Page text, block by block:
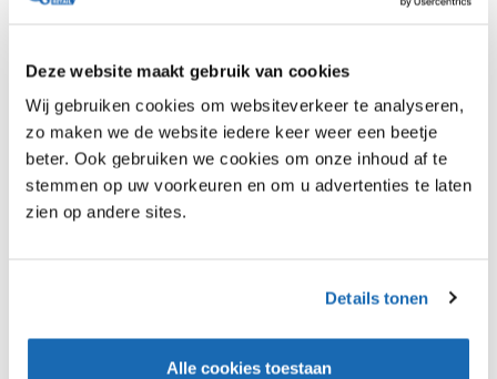
Deze website maakt gebruik van cookies
Wij gebruiken cookies om websiteverkeer te analyseren,
zo maken we de website iedere keer weer een beetje
beter. Ook gebruiken we cookies om onze inhoud af te
stemmen op uw voorkeuren en om u advertenties te laten
zien op andere sites.
Details tonen
Alle cookies toestaan
voor het huidige
domein
PHPSESSI
D
qanda.nl
Houdt
gebruikerssessiest
atus voor alle
Sessie
Statistische cookies helpen eigenaren van websites